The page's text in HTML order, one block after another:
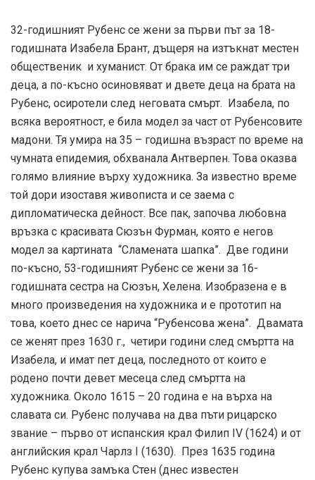
32-годишният Рубенс се жени за първи път за 18-
годишната Изабела Брант, дъщеря на изтъкнат местен
общественик и хуманист. От брака им се раждат три
деца, а по-късно осиновяват и двете деца на брата на
Рубенс, осиротели след неговата смърт. Изабела, по
всяка вероятност, е била модел за част от Рубенсовите
мадони. Тя умира на 35 – годишна възраст по време на
чумната епидемия, обхванала Антверпен. Това оказва
голямо влияние върху художника. За известно време
той дори изоставя живописта и се заема с
дипломатическа дейност. Все пак, започва любовна
връзка с красивата Сюзън Фурман, която е негов
модел за картината “Сламената шапка”. Две години
по-късно, 53-годишният Рубенс се жени за 16-
годишната сестра на Сюзън, Хелена. Изобразена е в
много произведения на художника и е прототип на
това, което днес се нарича “Рубенсова жена”. Двамата
се женят през 1630 г., четири години след смъртта на
Изабела, и имат пет деца, последното от които е
родено почти девет месеца след смъртта на
художника. Около 1615 – 20 година е на върха на
славата си. Рубенс получава на два пъти рицарско
звание – първо от испанския крал Филип IV (1624) и от
английския крал Чарлз I (1630). През 1635 година
Рубенс купува замъка Стен (днес известен